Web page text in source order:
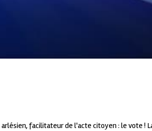
facilitateur de l'acte citoyen : le vote !